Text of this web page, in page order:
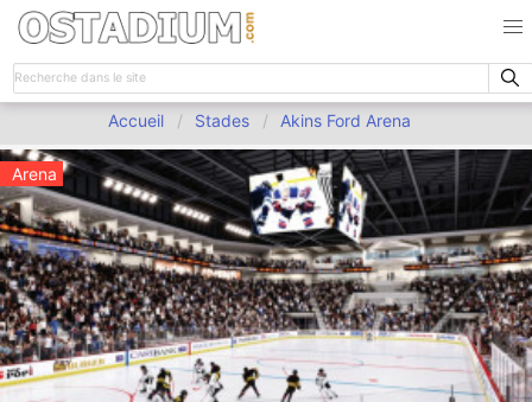
Accueil Stades Akins Ford Arena
Arena